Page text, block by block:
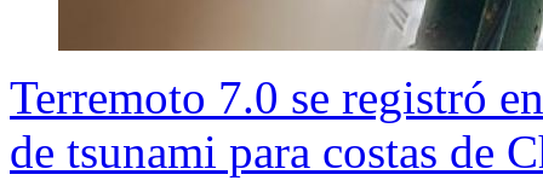
Terremoto 7.0 se registró
de tsunami para costas de